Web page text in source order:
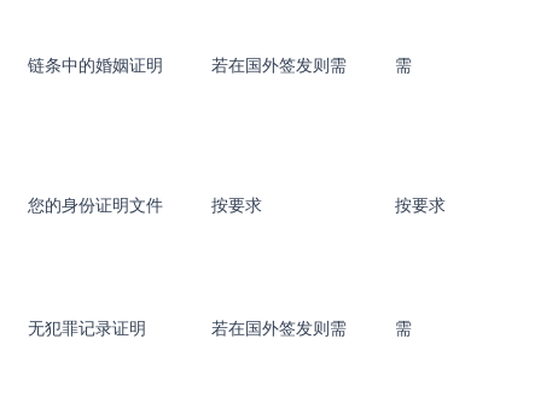
链条中的婚姻证明 若在国外签发则需 需
您的身份证明文件 按要求 按要求
无犯罪记录证明 若在国外签发则需 需